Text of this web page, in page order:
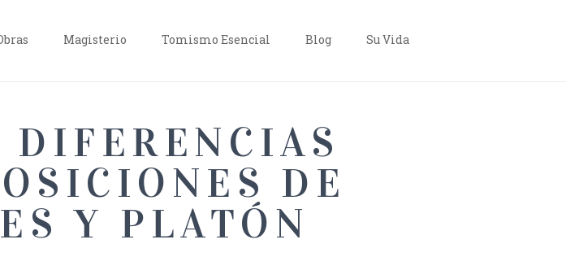
Magisterio Tomismo Esencial Blog Su Vida
DE
Y PLATÓN